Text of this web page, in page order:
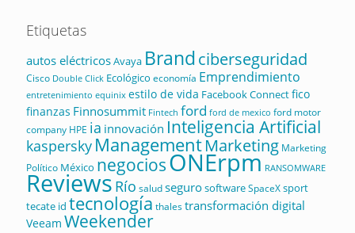
Etiquetas
autos eléctricosAvaya Brandciberseguridad
Cisco Double Click Ecológico economía Emprendimiento
entretenimiento equinix estilo de vida Facebook Connectfico
finanzas Finnosummit Fintech ford ford de mexico ford motor
company HPE ia innovación Inteligencia Artificial
kaspersky ManagementMarketing Marketing
Político México negociosONErpm RANSOMWARE
Reviews Río saludsegurosoftwareSpaceXsport
tecate id tecnología thalestransformación digital
Veeam Weekender